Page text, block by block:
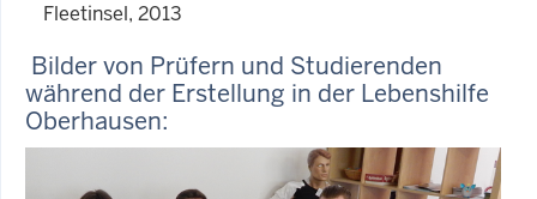
Fleetinsel, 2013
Bilder von Prüfern und Studierenden
während der Erstellung in der Lebenshilfe
Oberhausen: